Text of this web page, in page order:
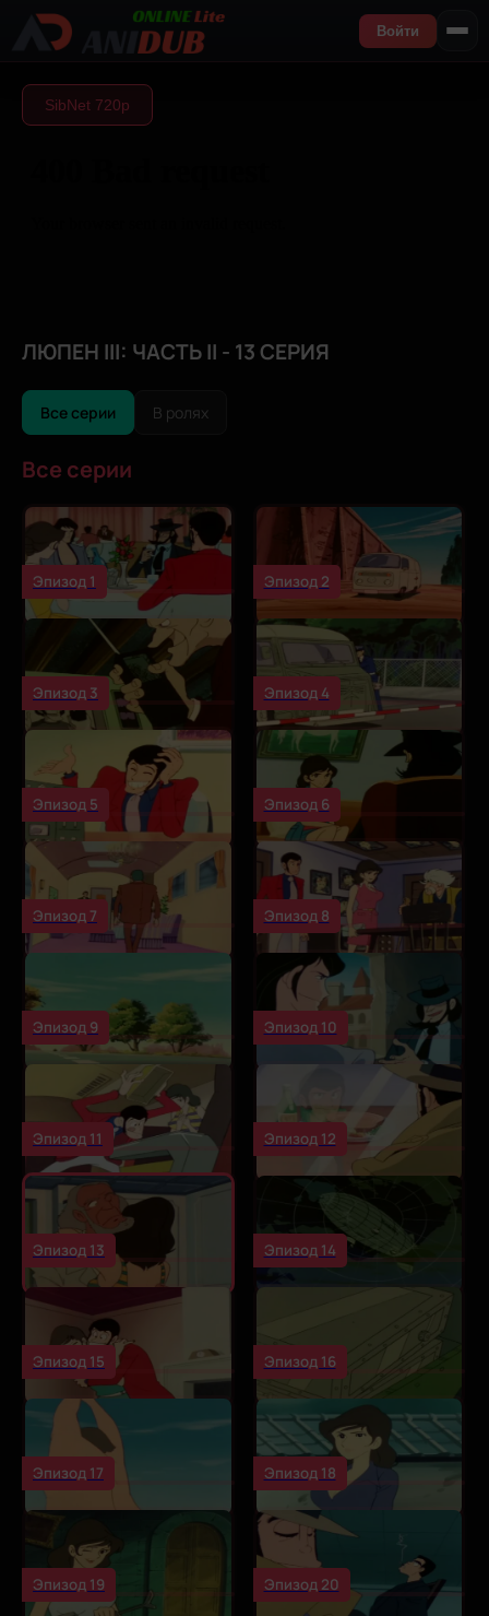
Войти
SibNet 720р
ЛЮПЕН III: ЧАСТЬ II - 13 СЕРИЯ
Все серии В ролях
Все серии
Эпизод 1 Эпизод 2
Эпизод 3 Эпизод 4
Эпизод 5 Эпизод 6
Эпизод 7 Эпизод 8
Эпизод 9 Эпизод 10
Эпизод 11 Эпизод 12
Эпизод 13 Эпизод 14
Эпизод 15 Эпизод 16
Эпизод 17 Эпизод 18
Эпизод 19 Эпизод 20